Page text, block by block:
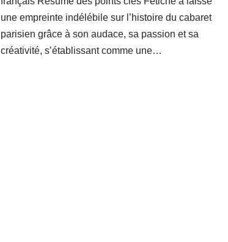
une empreinte indélébile sur l’histoire du cabaret
parisien grâce à son audace, sa passion et sa
créativité, s’établissant comme une…